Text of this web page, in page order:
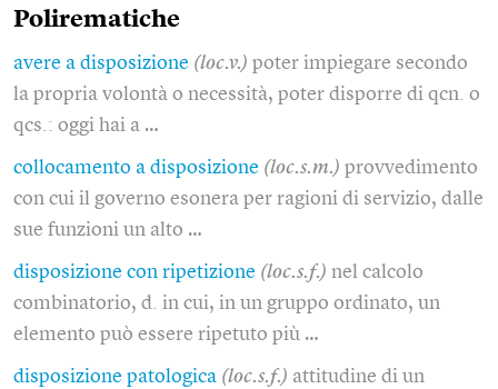
Polirematiche
avere a disposizione (loc.v.) poter impiegare secondo
la propria volontà o necessità, poter disporre di qcn. o
qcs.: oggi hai a …
collocamento a disposizione (loc.s.m.) provvedimento
con cui il governo esonera per ragioni di servizio, dalle
sue funzioni un alto …
disposizione con ripetizione (loc.s.f.) nel calcolo
combinatorio, d. in cui, in un gruppo ordinato, un
elemento può essere ripetuto più …
disposizione patologica (loc.s.f.) attitudine di un